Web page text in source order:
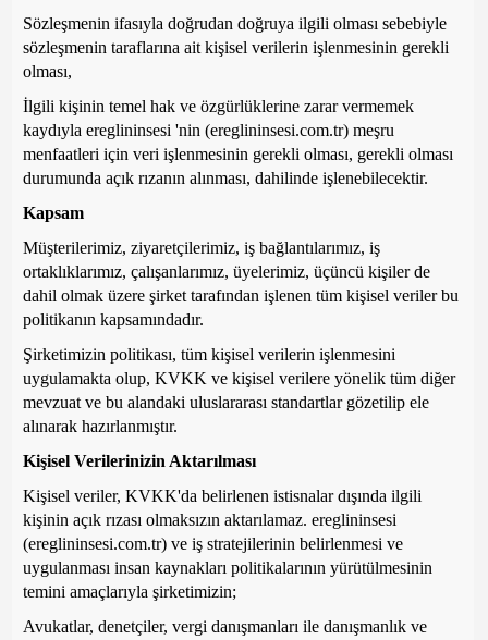
Sözleşmenin ifasıyla doğrudan doğruya ilgili olması sebebiyle
sözleşmenin taraflarına ait kişisel verilerin işlenmesinin gerekli
olması,
İlgili kişinin temel hak ve özgürlüklerine zarar vermemek
kaydıyla ereglininsesi 'nin (ereglininsesi.com.tr) meşru
menfaatleri için veri işlenmesinin gerekli olması, gerekli olması
durumunda açık rızanın alınması, dahilinde işlenebilecektir.
Kapsam
Müşterilerimiz, ziyaretçilerimiz, iş bağlantılarımız, iş
ortaklıklarımız, çalışanlarımız, üyelerimiz, üçüncü kişiler de
dahil olmak üzere şirket tarafından işlenen tüm kişisel veriler bu
politikanın kapsamındadır.
Şirketimizin politikası, tüm kişisel verilerin işlenmesini
uygulamakta olup, KVKK ve kişisel verilere yönelik tüm diğer
mevzuat ve bu alandaki uluslararası standartlar gözetilip ele
alınarak hazırlanmıştır.
Kişisel Verilerinizin Aktarılması
Kişisel veriler, KVKK'da belirlenen istisnalar dışında ilgili
kişinin açık rızası olmaksızın aktarılamaz. ereglininsesi
(ereglininsesi.com.tr) ve iş stratejilerinin belirlenmesi ve
uygulanması insan kaynakları politikalarının yürütülmesinin
temini amaçlarıyla şirketimizin;
Avukatlar, denetçiler, vergi danışmanları ile danışmanlık ve